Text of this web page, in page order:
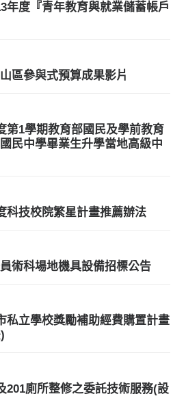
年度『青年教育與就業儲蓄帳戶
區參與式預算成果影片
第1學期教育部國民及學前教育
民中學畢業生升學當地高級中
科技校院繁星計畫推薦辦法
術科場地機具設備招標公告
私立學校獎勵補助經費購置計畫
201廁所整修之委託技術服務(設